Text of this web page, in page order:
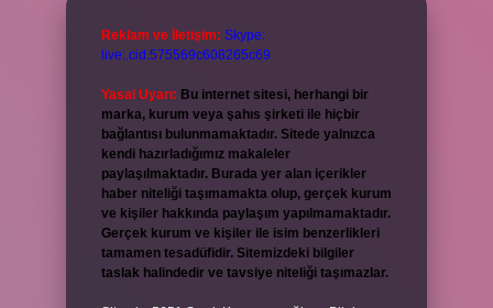
Reklam ve İletişim: Skype:
live:.cid.575569c608265c69
Yasal Uyarı: Bu internet sitesi, herhangi bir
marka, kurum veya şahıs şirketi ile hiçbir
bağlantısı bulunmamaktadır. Sitede yalnızca
kendi hazırladığımız makaleler
paylaşılmaktadır. Burada yer alan içerikler
haber niteliği taşımamakta olup, gerçek kurum
ve kişiler hakkında paylaşım yapılmamaktadır.
Gerçek kurum ve kişiler ile isim benzerlikleri
tamamen tesadüfidir. Sitemizdeki bilgiler
taslak halindedir ve tavsiye niteliği taşımazlar.